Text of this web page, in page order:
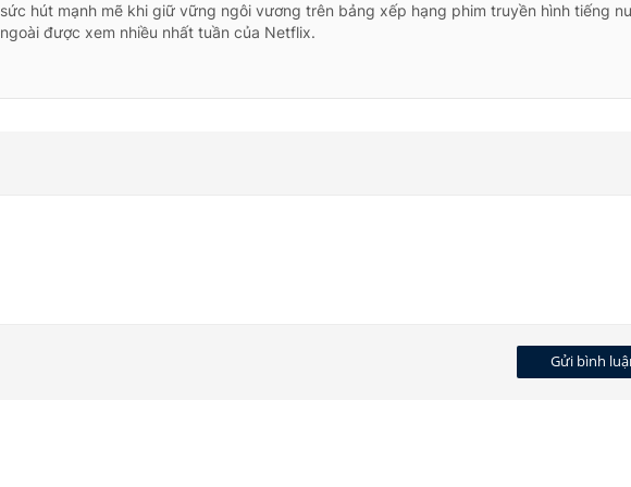
sức hút mạnh mẽ khi giữ vững ngôi vương trên bảng xếp hạng phim truyền hình tiếng
ngoài được xem nhiều nhất tuần của Netflix.
Gửi bình